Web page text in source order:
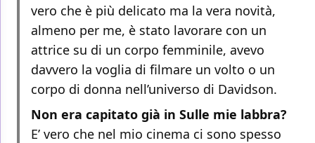
vero che è più delicato ma la vera novità,
almeno per me, è stato lavorare con un
attrice su di un corpo femminile, avevo
davvero la voglia di filmare un volto o un
corpo di donna nell’universo di Davidson.
Non era capitato già in Sulle mie labbra?
E’ vero che nel mio cinema ci sono spesso